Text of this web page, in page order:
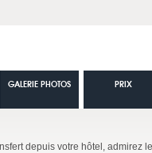
depuis votre hôtel, admirez
GALERIE PHOTOS PRIX